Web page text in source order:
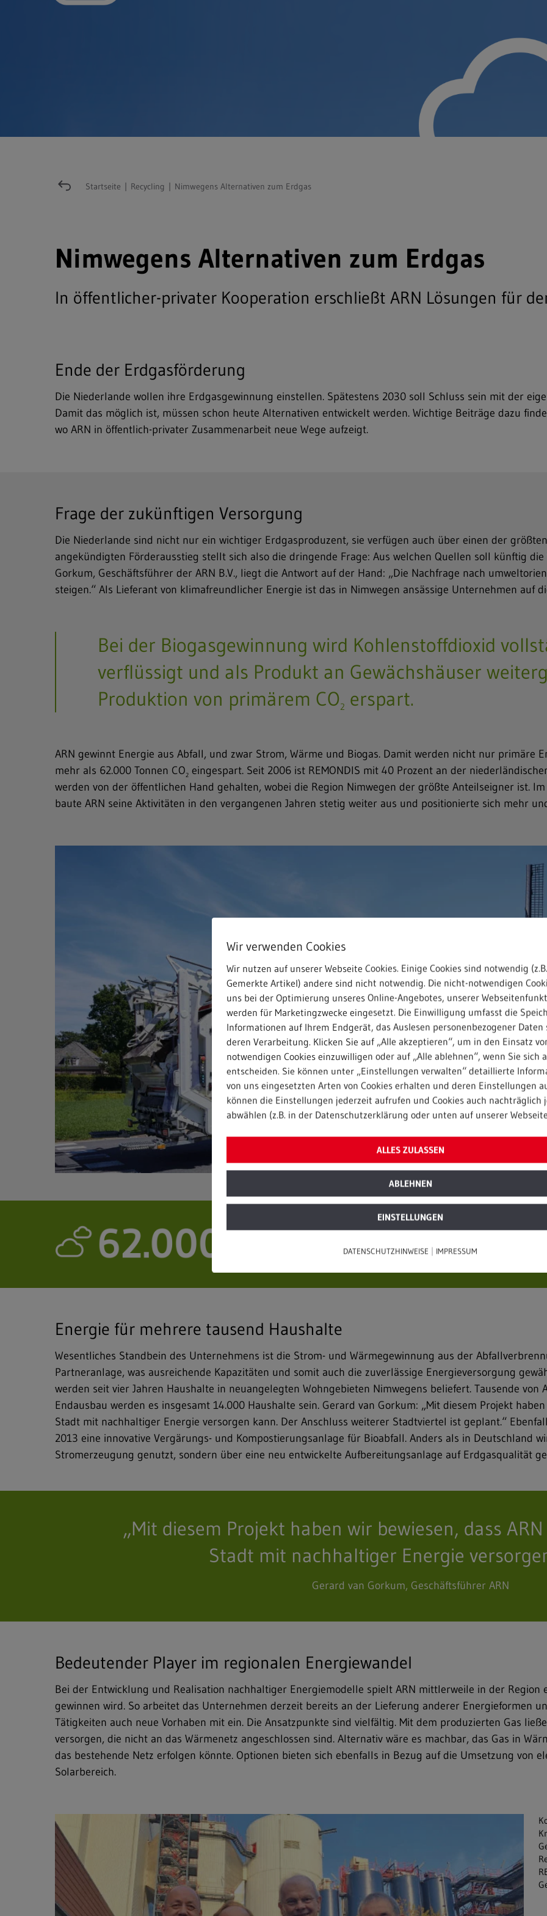
Freitext-Suche
Startseite | Recycling | Nimwegens Alternativen zum Erdgas
Nimwegens Alternativen zum Erdgas
In öffentlicher-privater Kooperation erschließt ARN Lösungen für
Ende der Erdgasförderung
Die Niederlande wollen ihre Erdgasgewinnung einstellen. Spätestens 2030 soll Schluss sein mit der
Damit das möglich ist, müssen schon heute Alternativen entwickelt werden. Wichtige Beiträge dazu
wo ARN in öffentlich-privater Zusammenarbeit neue Wege aufzeigt.
Frage der zukünftigen Versorgung
Die Niederlande sind nicht nur ein wichtiger Erdgasproduzent, sie verfügen auch über einen der
angekündigten Förderausstieg stellt sich also die dringende Frage: Aus welchen Quellen soll künftig
Gorkum, Geschäftsführer der ARN B.V., liegt die Antwort auf der Hand: „Die Nachfrage nach
steigen.“ Als Lieferant von klimafreundlicher Energie ist das in Nimwegen ansässige Unternehmen auf
Bei der Biogasgewinnung wird Kohlenstoffdioxid
verflüssigt und als Produkt an Gewächshäuser
Produktion von primärem CO2 erspart.
ARN gewinnt Energie aus Abfall, und zwar Strom, Wärme und Biogas. Damit werden nicht nur primäre
mehr als 62.000 Tonnen CO2 eingespart. Seit 2006 ist REMONDIS mit 40 Prozent an der
werden von der öffentlichen Hand gehalten, wobei die Region Nimwegen der größte Anteilseigner ist.
baute ARN seine Aktivitäten in den vergangenen Jahren stetig weiter aus und positionierte sich mehr
Tonnen CO2werden jährlich von
Energie für mehrere tausend Haushalte
Wesentliches Standbein des Unternehmens ist die Strom- und Wärmegewinnung aus der
Partneranlage, was ausreichende Kapazitäten und somit auch die zuverlässige Energieversorgung
werden seit vier Jahren Haushalte in neuangelegten Wohngebieten Nimwegens beliefert. Tausende
Endausbau werden es insgesamt 14.000 Haushalte sein. Gerard van Gorkum: „Mit diesem Projekt
Stadt mit nachhaltiger Energie versorgen kann. Der Anschluss weiterer Stadtviertel ist geplant.“
2013 eine innovative Vergärungs- und Kompostierungsanlage für Bioabfall. Anders als in Deutschland
Stromerzeugung genutzt, sondern über eine neu entwickelte Aufbereitungsanlage auf Erdgasqualität
„Mit diesem Projekt haben wir bewiesen, dass
Stadt mit nachhaltiger Energie
Gerard van Gorkum, Geschäftsführer ARN
Bedeutender Player im regionalen Energiewandel
Bei der Entwicklung und Realisation nachhaltiger Energiemodelle spielt ARN mittlerweile in der Region
gewinnen wird. So arbeitet das Unternehmen derzeit bereits an der Lieferung anderer Energieformen
Tätigkeiten auch neue Vorhaben mit ein. Die Ansatzpunkte sind vielfältig. Mit dem produzierten Gas
versorgen, die nicht an das Wärmenetz angeschlossen sind. Alternativ wäre es machbar, das Gas in
das bestehende Netz erfolgen könnte. Optionen bieten sich ebenfalls in Bezug auf die Umsetzung von
Solarbereich.
Wir verwenden Cookies
Wir nutzen auf unserer Webseite Cookies. Einige Cookies sind notwendig
Gemerkte Artikel) andere sind nicht notwendig. Die nicht-notwendigen
uns bei der Optimierung unseres Online-Angebotes, unserer
werden für Marketingzwecke eingesetzt. Die Einwilligung umfasst die
Informationen auf Ihrem Endgerät, das Auslesen personenbezogener Daten
deren Verarbeitung. Klicken Sie auf „Alle akzeptieren“, um in den Einsatz
notwendigen Cookies einzuwilligen oder auf „Alle ablehnen“, wenn Sie sich
entscheiden. Sie können unter „Einstellungen verwalten“ detaillierte
von uns eingesetzten Arten von Cookies erhalten und deren Einstellungen
können die Einstellungen jederzeit aufrufen und Cookies auch nachträglich
abwählen (z.B. in der Datenschutzerklärung oder unten auf unserer
ALLES ZULASSEN
ABLEHNEN
EINSTELLUNGEN
DATENSCHUTZHINWEISE IMPRESSUM